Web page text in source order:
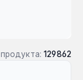
129862